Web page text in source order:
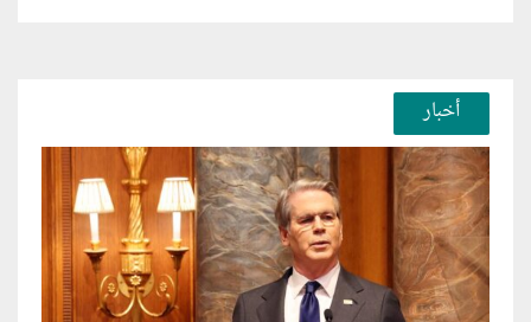
أخبار